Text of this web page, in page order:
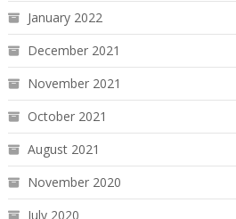
January 2022
December 2021
November 2021
October 2021
August 2021
November 2020
July 2020